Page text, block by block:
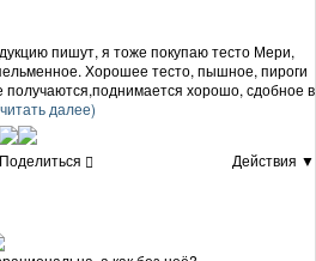
пишут, я тоже покупаю тесто Мери,
Хорошее тесто, пышное, пироги
получаются,поднимается хорошо, сдобное в
далее)
Поделиться
Действия ▼